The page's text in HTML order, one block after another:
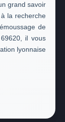
grand savoir
la recherche
de
il vous
lyonnaise